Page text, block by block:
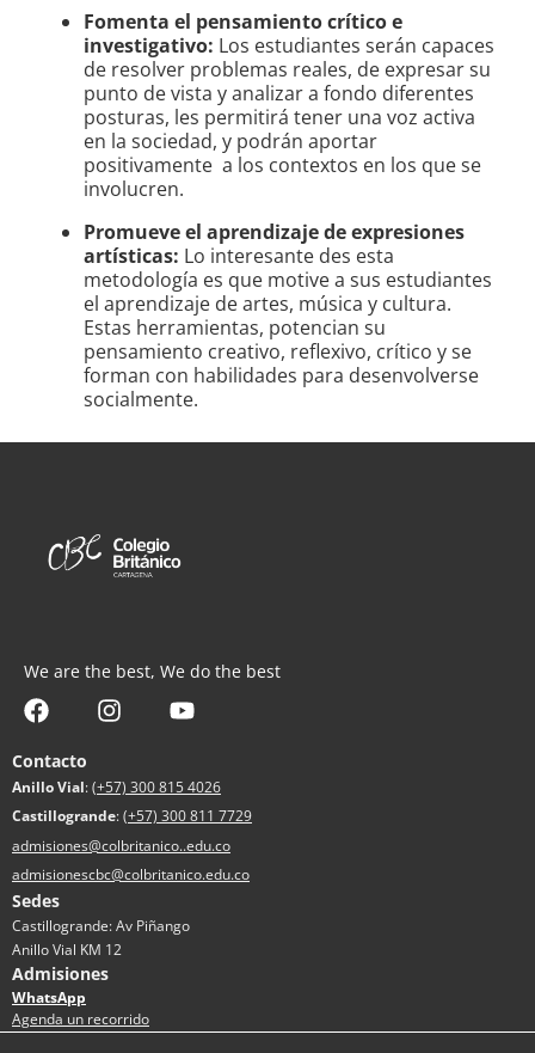
Fomenta el pensamiento crítico e
investigativo: Los estudiantes serán capaces
de resolver problemas reales, de expresar su
punto de vista y analizar a fondo diferentes
posturas, les permitirá tener una voz activa
en la sociedad, y podrán aportar
positivamente a los contextos en los que se
involucren.
Promueve el aprendizaje de expresiones
artísticas: Lo interesante des esta
metodología es que motive a sus estudiantes
el aprendizaje de artes, música y cultura.
Estas herramientas, potencian su
pensamiento creativo, reflexivo, crítico y se
forman con habilidades para desenvolverse
socialmente.
We are the best, We do the best
Contacto
Anillo Vial:(+57) 300 815 4026
Castillogrande:(+57) 300 811 7729
admisiones@colbritanico..edu.co
admisionescbc@colbritanico.edu.co
Sedes
Castillogrande: Av Piñango
Anillo Vial KM 12
Admisiones
WhatsApp
Agenda un recorrido